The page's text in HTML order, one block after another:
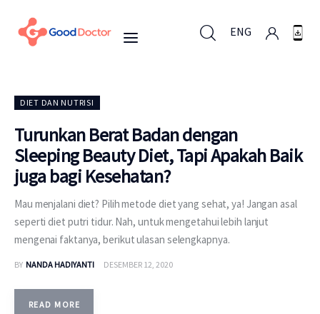
ENG
Untuk Bisnis
Untuk Anda
Mengapa Good Doctor
Berita
Layanan
DIET DAN NUTRISI
Turunkan Berat Badan dengan
Sleeping Beauty Diet, Tapi Apakah Baik
juga bagi Kesehatan?
Mau menjalani diet? Pilih metode diet yang sehat, ya! Jangan asal
seperti diet putri tidur. Nah, untuk mengetahui lebih lanjut
mengenai faktanya, berikut ulasan selengkapnya.
BY NANDA HADIYANTI DESEMBER 12, 2020
READ MORE